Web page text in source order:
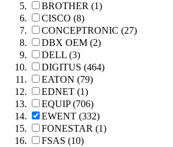
BROTHER (1)
CISCO (8)
CONCEPTRONIC (27)
DBX OEM (2)
DELL (3)
DIGITUS (464)
EATON (79)
EDNET (1)
EQUIP (706)
EWENT (332)
FONESTAR (1)
FSAS (10)